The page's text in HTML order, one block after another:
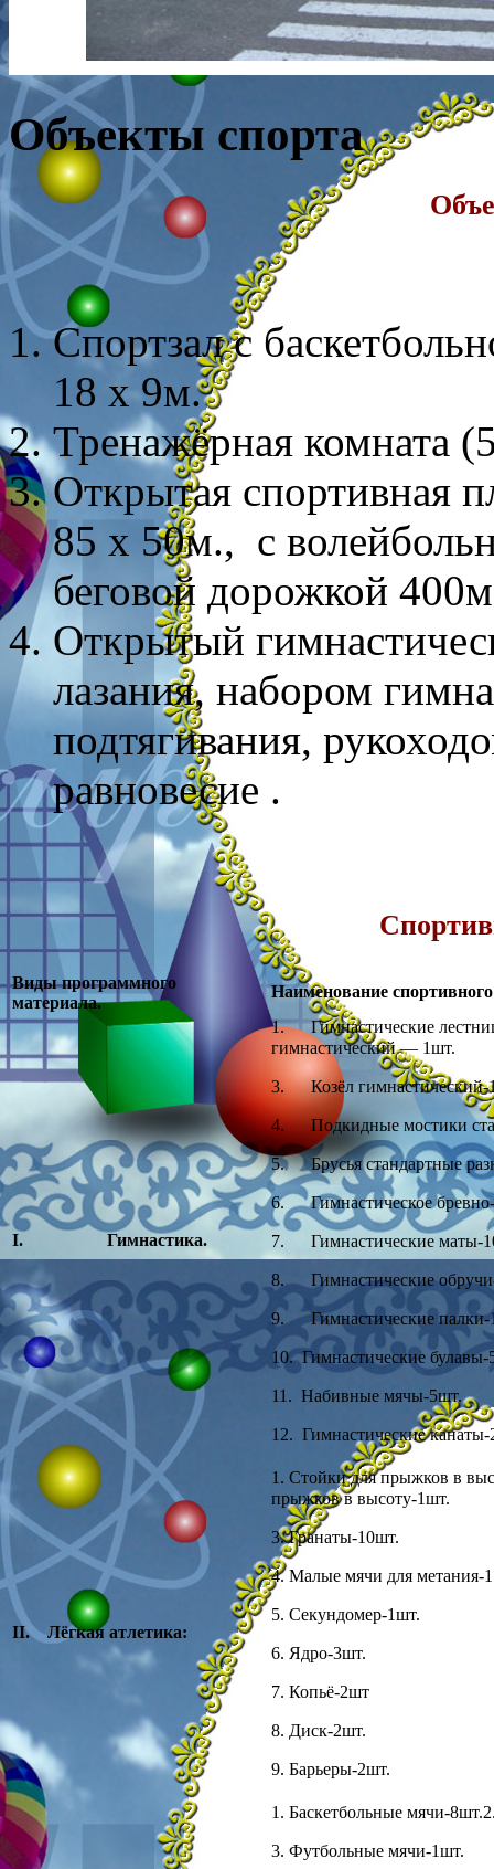
Объекты спорта
Спортзал с
18 х 9м.
Тренажёрная комната
Открытая спортивная
85 х 50м., с
беговой дорожкой
Открытый
лазания, набором
подтягивания,
равновесие .
Виды программного
материала.
Наименование
I. Гимнастика.
1. Гимнастические
гимнастический — 1шт.
3. Козёл гимнастический-
4. Подкидные мостики
5. Брусья стандартные
6. Гимнастическое
7. Гимнастические маты-
8. Гимнастические
9. Гимнастические палки-
10. Гимнастические булавы-
11. Набивные мячы-5шт.
12. Гимнастические
II. Лёгкая атлетика:
1. Стойки для прыжков в
прыжков в высоту-1шт.
3. Гранаты-10шт.
4. Малые мячи для метания-
5. Секундомер-1шт.
6. Ядро-3шт.
7. Копьё-2шт
8. Диск-2шт.
9. Барьеры-2шт.
1. Баскетбольные мячи-
3. Футбольные мячи-1шт.